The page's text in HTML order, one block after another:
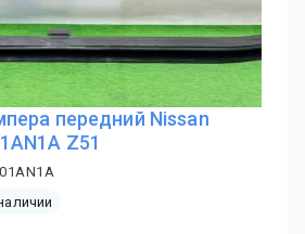
передний Nissan
Z51